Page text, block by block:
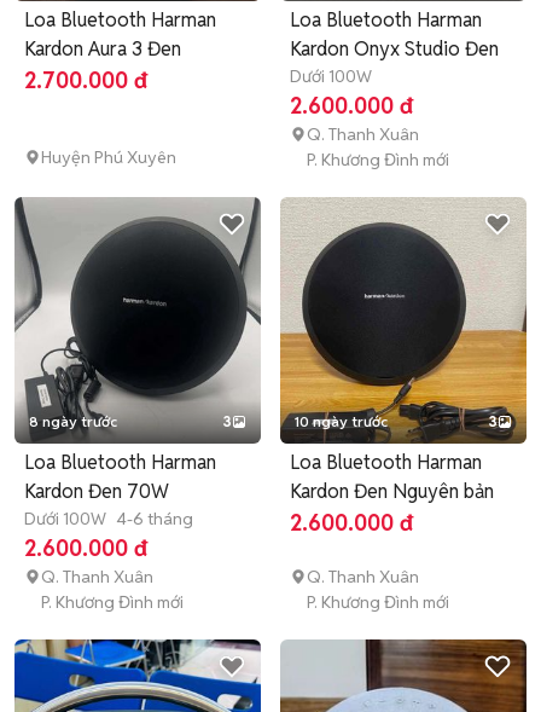
Loa Bluetooth Harman
Kardon Aura 3 Đen
2.700.000 đ
Huyện Phú Xuyên
Loa Bluetooth Harman
Kardon Onyx Studio Đen
Dưới 100W
2.600.000 đ
Q. Thanh Xuân
P. Khương Đình mới
8 ngày trước 3
Loa Bluetooth Harman
Kardon Đen 70W
Dưới 100W 4-6 tháng
2.600.000 đ
Q. Thanh Xuân
P. Khương Đình mới
10 ngày trước 3
Loa Bluetooth Harman
Kardon Đen Nguyên bản
2.600.000 đ
Q. Thanh Xuân
P. Khương Đình mới